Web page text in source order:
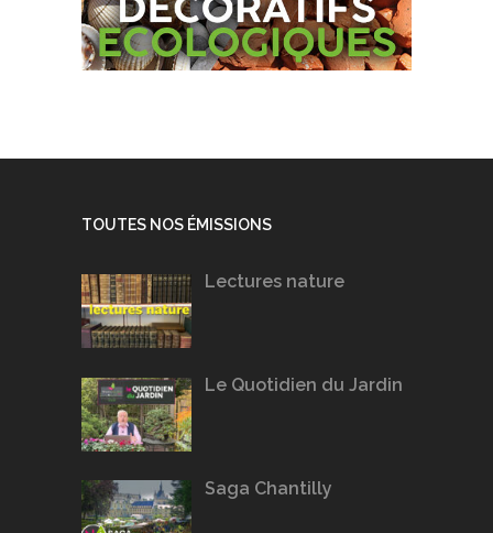
TOUTES NOS ÉMISSIONS
Lectures nature
Le Quotidien du Jardin
Saga Chantilly